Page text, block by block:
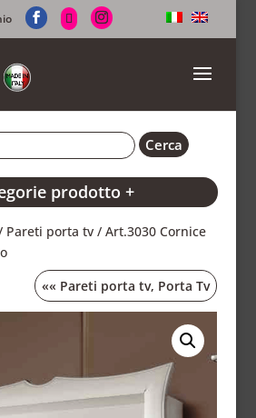
prodotto +
Pareti porta tv / Art.3030 Cornice
«« Pareti porta tv, Porta Tv